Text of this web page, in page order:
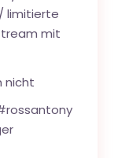
limitierte
mit
rossantony